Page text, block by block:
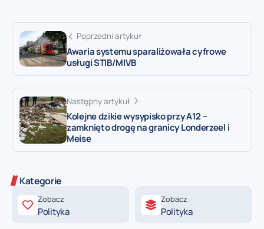
Poprzedni artykuł
Awaria systemu sparaliżowała cyfrowe
usługi STIB/MIVB
Następny artykuł
Kolejne dzikie wysypisko przy A12 –
zamknięto drogę na granicy Londerzeel i
Meise
Kategorie
Zobacz
Polityka
Zobacz
Polityka